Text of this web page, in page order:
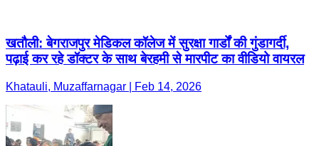
खतौली: बेगराजपुर मेडिकल कॉलेज में सुरक्षा गार्डों की गुंडागर्दी,
पढ़ाई कर रहे डॉक्टर के साथ बेरहमी से मारपीट का वीडियो वायरल
Khatauli, Muzaffarnagar | Feb 14, 2026